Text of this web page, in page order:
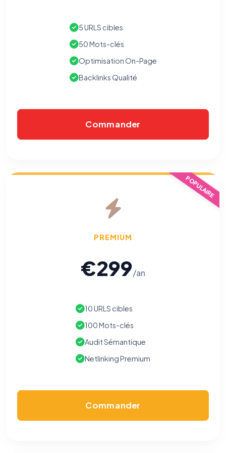
5 URLS cibles
50 Mots-clés
Optimisation On-Page
Backlinks Qualité
Commander
POPULAIRE
PREMIUM
€299/an
10 URLS cibles
100 Mots-clés
Audit Sémantique
Netlinking Premium
Commander